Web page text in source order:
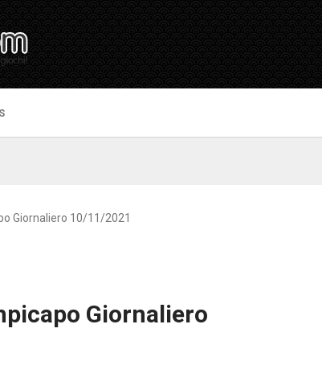
Giornaliero 10/11/2021
Giornaliero